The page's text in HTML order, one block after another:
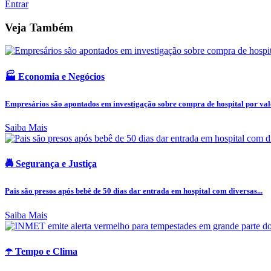
Entrar
Veja Também
🏭 Economia e Negócios
Empresários são apontados em investigação sobre compra de hospital por
Saiba Mais
🚔 Segurança e Justiça
Pais são presos após bebê de 50 dias dar entrada em hospital com diversas...
Saiba Mais
☂️ Tempo e Clima